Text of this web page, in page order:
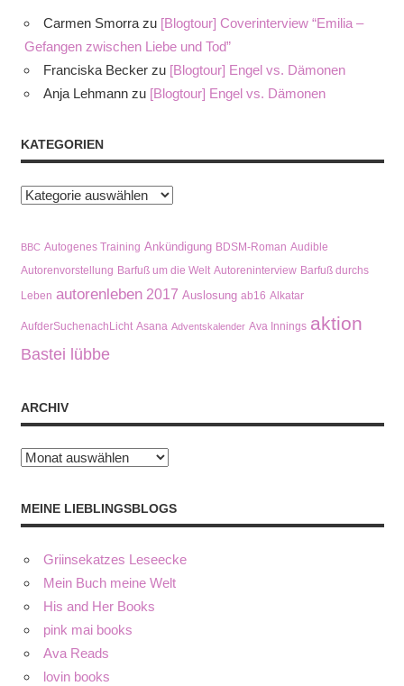
Carmen Smorra zu [Blogtour] Coverinterview “Emilia –
Gefangen zwischen Liebe und Tod”
Franciska Becker zu [Blogtour] Engel vs. Dämonen
Anja Lehmann zu [Blogtour] Engel vs. Dämonen
KATEGORIEN
Kategorien
BBC Autogenes Training Ankündigung BDSM-Roman Audible
Autorenvorstellung Barfuß um die Welt Autoreninterview Barfuß durchs
Leben autorenleben 2017 Auslosung ab16 Alkatar
AufderSuchenachLicht Asana Adventskalender Ava Innings aktion
Bastei lübbe
ARCHIV
Archiv
MEINE LIEBLINGSBLOGS
Griinsekatzes Leseecke
Mein Buch meine Welt
His and Her Books
pink mai books
Ava Reads
lovin books